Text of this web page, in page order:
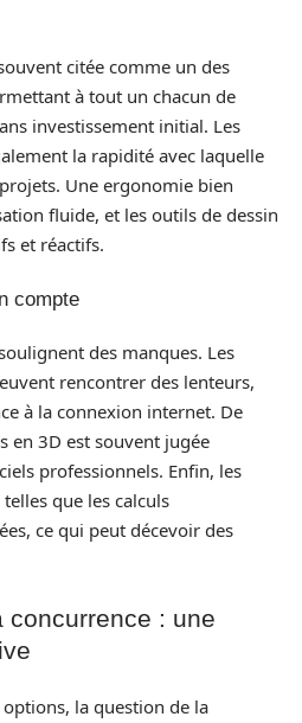
citée comme un des
à tout un chacun de
investissement initial. Les
la rapidité avec laquelle
Une ergonomie bien
fluide, et les outils de dessin
et réactifs.
compte
des manques. Les
rencontrer des lenteurs,
à la connexion internet. De
en 3D est souvent jugée
professionnels. Enfin, les
que les calculs
ce qui peut décevoir des
concurrence : une
la question de la